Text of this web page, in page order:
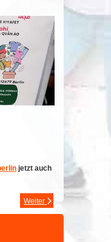
jetzt auch
Weiter